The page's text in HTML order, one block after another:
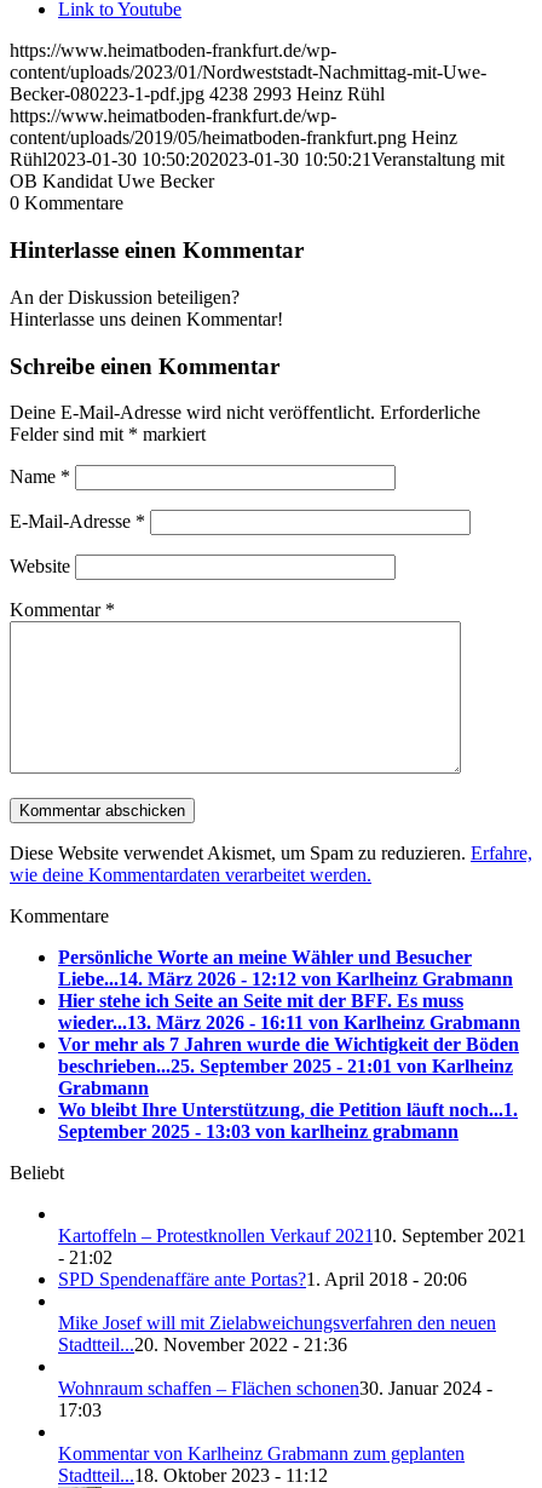
Link to Youtube
https://www.heimatboden-frankfurt.de/wp-
content/uploads/2023/01/Nordweststadt-Nachmittag-mit-Uwe-
Becker-080223-1-pdf.jpg 4238 2993 Heinz Rühl
https://www.heimatboden-frankfurt.de/wp-
content/uploads/2019/05/heimatboden-frankfurt.png Heinz
Rühl2023-01-30 10:50:202023-01-30 10:50:21Veranstaltung mit
OB Kandidat Uwe Becker
0 Kommentare
Hinterlasse einen Kommentar
An der Diskussion beteiligen?
Hinterlasse uns deinen Kommentar!
Schreibe einen Kommentar
Deine E-Mail-Adresse wird nicht veröffentlicht. Erforderliche
Felder sind mit * markiert
Name *
E-Mail-Adresse *
Website
Kommentar *
Diese Website verwendet Akismet, um Spam zu reduzieren. Erfahre,
wie deine Kommentardaten verarbeitet werden.
Kommentare
Persönliche Worte an meine Wähler und Besucher
Liebe...14. März 2026 - 12:12 von Karlheinz Grabmann
Hier stehe ich Seite an Seite mit der BFF. Es muss
wieder...13. März 2026 - 16:11 von Karlheinz Grabmann
Vor mehr als 7 Jahren wurde die Wichtigkeit der Böden
beschrieben...25. September 2025 - 21:01 von Karlheinz
Grabmann
Wo bleibt Ihre Unterstützung, die Petition läuft noch...1.
September 2025 - 13:03 von karlheinz grabmann
Beliebt
Kartoffeln – Protestknollen Verkauf 202110. September 2021
- 21:02
SPD Spendenaffäre ante Portas?1. April 2018 - 20:06
Mike Josef will mit Zielabweichungsverfahren den neuen
Stadtteil...20. November 2022 - 21:36
Wohnraum schaffen – Flächen schonen30. Januar 2024 -
17:03
Kommentar von Karlheinz Grabmann zum geplanten
Stadtteil...18. Oktober 2023 - 11:12